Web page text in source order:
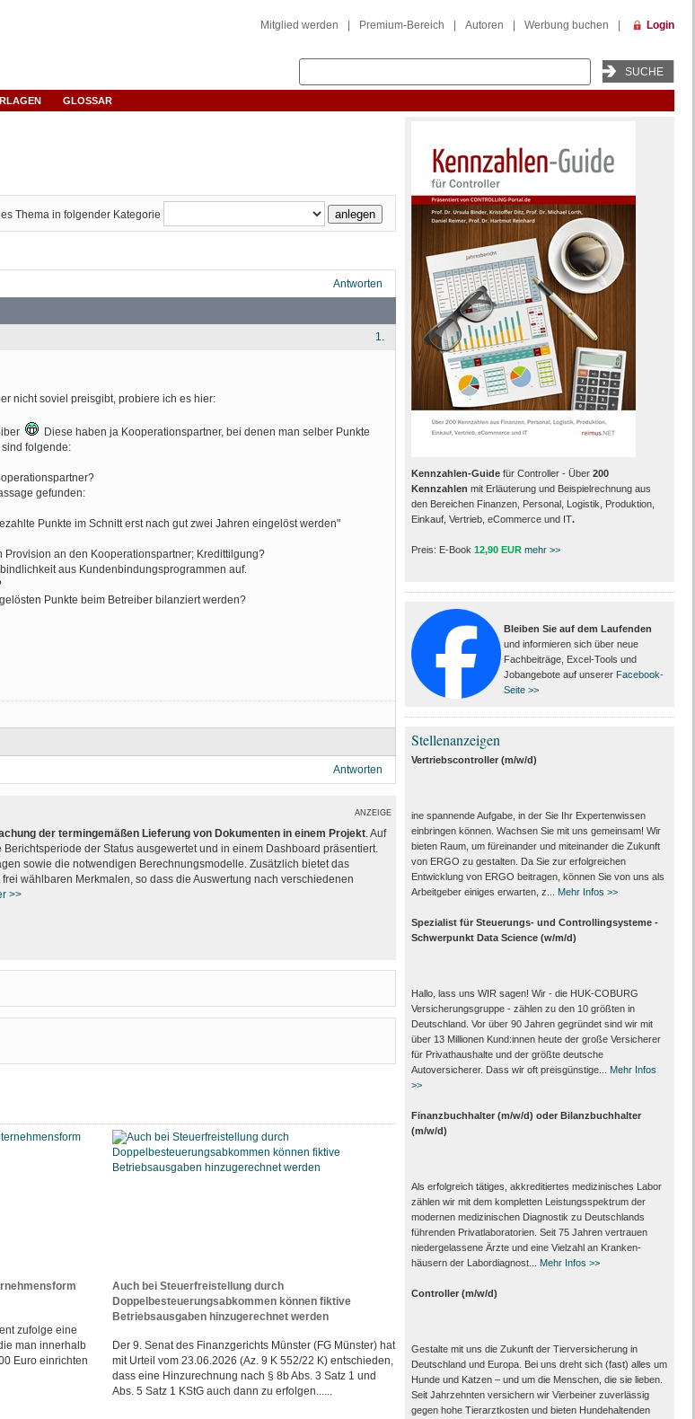
Mitglied werden Premium-Bereich Autoren Werbung buchen Login
GLOSSAR
Thema in folgender Kategorie
Antworten
1.
nicht soviel preisgibt, probiere ich es hier:
Diese haben ja Kooperationspartner, bei denen man selber Punkte
folgende:
gefunden:
Punkte im Schnitt erst nach gut zwei Jahren eingelöst werden"
an den Kooperationspartner; Kredittilgung?
aus Kundenbindungsprogrammen auf.
Punkte beim Betreiber bilanziert werden?
Antworten
ANZEIGE
der termingemäßen Lieferung von Dokumenten in einem Projekt. Auf
der Status ausgewertet und in einem Dashboard präsentiert.
sowie die notwendigen Berechnungsmodelle. Zusätzlich bietet das
wählbaren Merkmalen, so dass die Auswertung nach verschiedenen
>>
zufolge eine
man innerhalb
Euro einrichten
Auch bei Steuerfreistellung durch
Doppelbesteuerungsabkommen können fiktive
Betriebsausgaben hinzugerechnet werden
Der 9. Senat des Finanzgerichts Münster (FG Münster) hat
mit Urteil vom 23.06.2026 (Az. 9 K 552/22 K) entschieden,
dass eine Hinzurechnung nach § 8b Abs. 3 Satz 1 und
Abs. 5 Satz 1 KStG auch dann zu erfolgen......
Kennzahlen-Guidefür Controller - Über 200
Kennzahlen mit Erläuterung und Beispielrechnung aus
den Bereichen Finanzen, Personal, Logistik, Produktion,
Einkauf, Vertrieb, eCommerce und IT.
Preis: E-Book 12,90 EUR mehr >>
Bleiben Sie auf dem Laufenden
und informieren sich über neue
Fachbeiträge, Excel-Tools und
Jobangebote auf unserer Facebook-
Seite >>
Stellenanzeigen
Vertriebscontroller (m/w/d)
ine spannende Aufgabe, in der Sie Ihr Expertenwissen
einbringen können. Wachsen Sie mit uns gemeinsam! Wir
bieten Raum, um füreinander und miteinander die Zukunft
von ERGO zu gestalten. Da Sie zur erfolgreichen
Entwicklung von ERGO beitragen, können Sie von uns als
Arbeitgeber einiges erwarten, z...
Mehr Infos >>
Spezialist für Steuerungs- und Controllingsysteme -
Schwerpunkt Data Science (w/m/d)
Hallo, lass uns WIR sagen! Wir - die HUK-COBURG
Versicherungsgruppe - zählen zu den 10 größten in
Deutschland. Vor über 90 Jahren gegründet sind wir mit
über 13 Millionen Kund:innen heute der große Versicherer
für Privathaushalte und der größte deutsche
Autoversicherer. Dass wir oft preisgünstige...
Mehr Infos
>>
Finanzbuchhalter (m/w/d) oder Bilanzbuchhalter
(m/w/d)
Als erfolgreich tätiges, akkreditiertes medizinisches Labor
zählen wir mit dem kompletten Leistungs­spektrum der
modernen medizinischen Diagnostik zu Deutschlands
führenden Privat­laboratorien. Seit 75 Jahren vertrauen
nieder­gelassene Ärzte und eine Vielzahl an Kranken­
häusern der Labor­diagnost...
Mehr Infos >>
Controller (m/w/d)
Gestalte mit uns die Zukunft der Tierversicherung in
Deutschland und Europa. Bei uns dreht sich (fast) alles um
Hunde und Katzen – und um die Menschen, die sie lieben.
Seit Jahrzehnten versichern wir Vierbeiner zuverlässig
gegen hohe Tierarztkosten und bieten Hundehaltenden